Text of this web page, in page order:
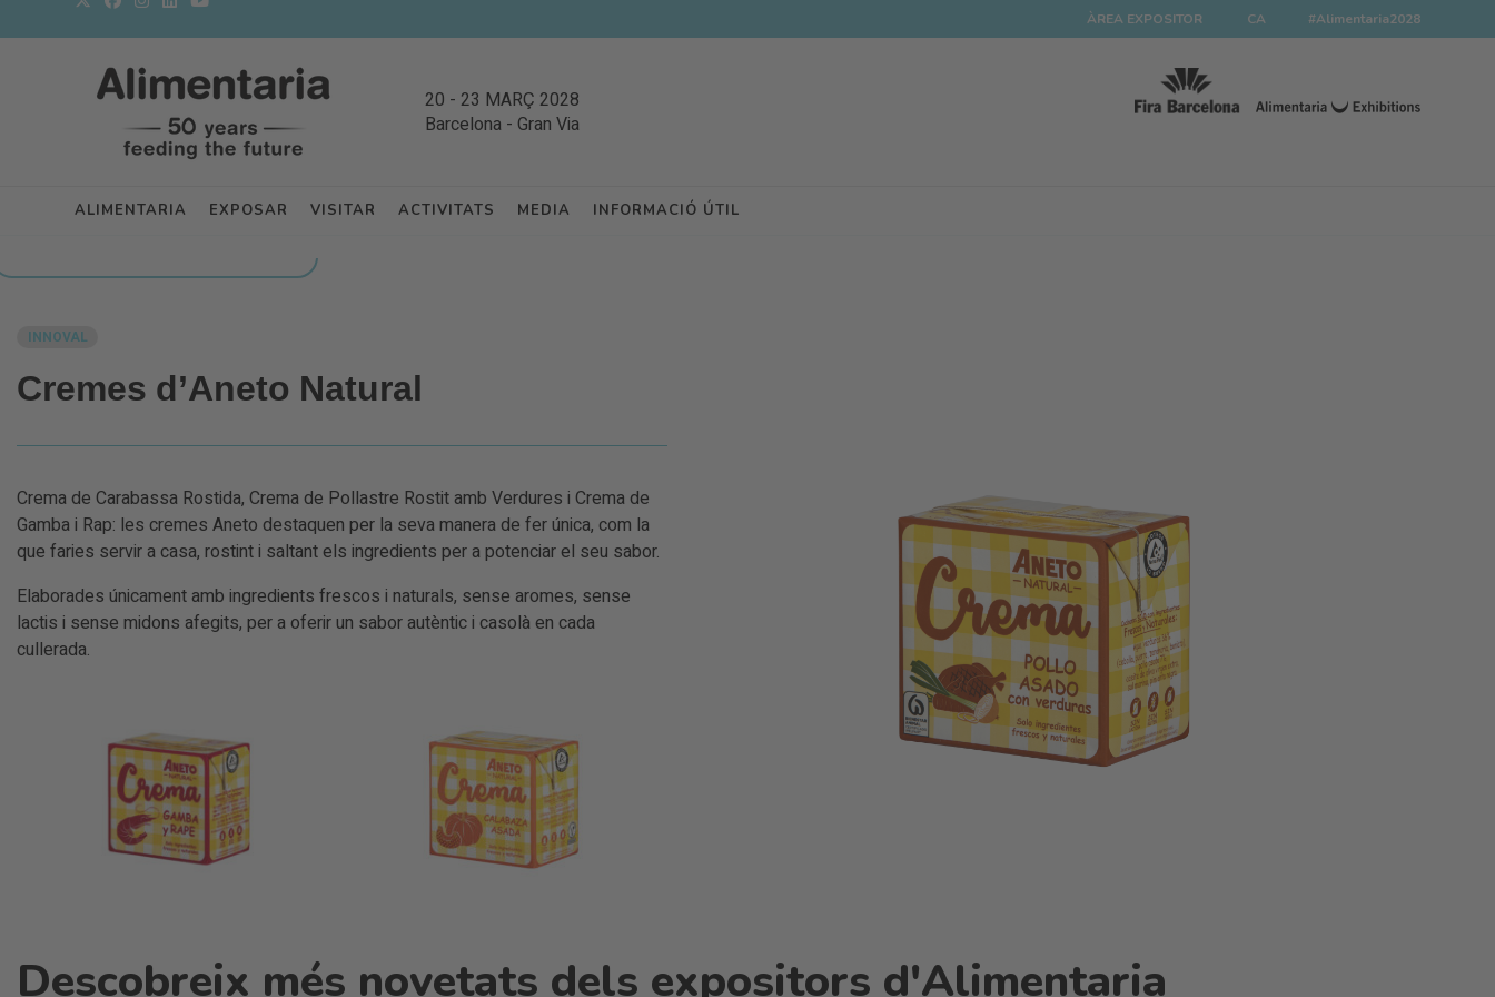
ÀREA EXPOSITOR CA #Alimentaria2028
20 - 23 MARÇ 2028
Barcelona - Gran Via
ALIMENTARIA EXPOSAR VISITAR ACTIVITATS MEDIA INFORMACIÓ ÚTIL
INNOVAL
Cremes d’Aneto Natural
Crema de Carabassa Rostida, Crema de Pollastre Rostit amb Verdures i Crema de
Gamba i Rap: les cremes Aneto destaquen per la seva manera de fer única, com la
que faries servir a casa, rostint i saltant els ingredients per a potenciar el seu sabor.
Elaborades únicament amb ingredients frescos i naturals, sense aromes, sense
lactis i sense midons afegits, per a oferir un sabor autèntic i casolà en cada
cullerada.
Descobreix més novetats dels expositors d'Alimentaria